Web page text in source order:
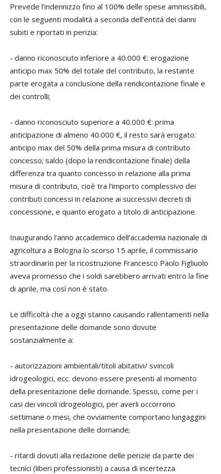
Prevede l’indennizzo fino al 100% delle spese ammissibili,
con le seguenti modalità a seconda dell’entità dei danni
subiti e riportati in perizia:
- danno riconosciuto inferiore a 40.000 €: erogazione
anticipo max 50% del totale del contributo, la restante
parte erogata a conclusione della rendicontazione finale e
dei controlli;
- danno riconosciuto superiore a 40.000 €: prima
anticipazione di almeno 40.000 €, il resto sarà erogato:
anticipo max del 50% della prima misura di contributo
concesso; saldo (dopo la rendicontazione finale) della
differenza tra quanto concesso in relazione alla prima
misura di contributo, cioè tra l’importo complessivo dei
contributi concessi in relazione ai successivi decreti di
concessione, e quanto erogato a titolo di anticipazione.
Inaugurando l’anno accademico dell’accademia nazionale di
agricoltura a Bologna lo scorso 15 aprile, il commissario
straordinario per la ricostruzione Francesco Paolo Figliuolo
aveva promesso che i soldi sarebbero arrivati entro la fine
di aprile, ma così non è stato.
Le difficoltà che a oggi stanno causando rallentamenti nella
presentazione delle domande sono dovute
sostanzialmente a:
- autorizzazioni ambientali/titoli abitativi/ svincoli
idrogeologici, ecc. devono essere presenti al momento
della presentazione delle domande. Spesso, come per i
casi dei vincoli idrogeologici, per averli occorrono
settimane o mesi, che ovviamente comportano lungaggini
nella presentazione delle domande;
- ritardi dovuti alla redazione delle perizie da parte dei
tecnici (liberi professionisti) a causa di incertezza